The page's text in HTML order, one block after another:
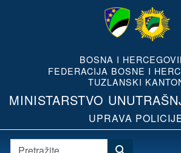
BOSNA I
FEDERACIJA BOSNE I
TUZLANSKI
MINISTARSTVO
UPRAVA